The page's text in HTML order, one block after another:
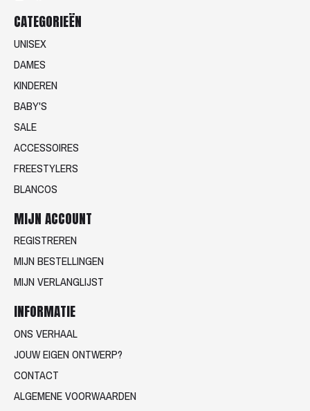
CATEGORIEËN
UNISEX
DAMES
KINDEREN
BABY'S
SALE
ACCESSOIRES
FREESTYLERS
BLANCOS
MIJN ACCOUNT
REGISTREREN
MIJN BESTELLINGEN
MIJN VERLANGLIJST
INFORMATIE
ONS VERHAAL
JOUW EIGEN ONTWERP?
CONTACT
ALGEMENE VOORWAARDEN